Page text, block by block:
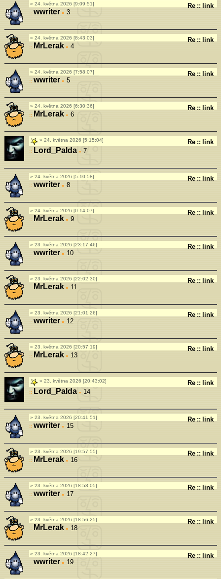
24. května 2026 [9:09:51] Re :: link
wwriter» 3
24. května 2026 [8:43:03] Re :: link
MrLerak» 4
24. května 2026 [7:58:07] Re :: link
wwriter» 5
24. května 2026 [6:30:36] Re :: link
MrLerak» 6
24. května 2026 [5:15:04] Re :: link
Lord_Palda» 7
24. května 2026 [5:10:58] Re :: link
wwriter» 8
24. května 2026 [0:14:07] Re :: link
MrLerak» 9
23. května 2026 [23:17:46] Re :: link
wwriter» 10
23. května 2026 [22:02:30] Re :: link
MrLerak» 11
23. května 2026 [21:01:26] Re :: link
wwriter» 12
23. května 2026 [20:57:19] Re :: link
MrLerak» 13
23. května 2026 [20:43:02] Re :: link
Lord_Palda» 14
23. května 2026 [20:41:51] Re :: link
wwriter» 15
23. května 2026 [19:57:55] Re :: link
MrLerak» 16
23. května 2026 [18:58:05] Re :: link
wwriter» 17
23. května 2026 [18:56:25] Re :: link
MrLerak» 18
23. května 2026 [18:42:27] Re :: link
wwriter» 19